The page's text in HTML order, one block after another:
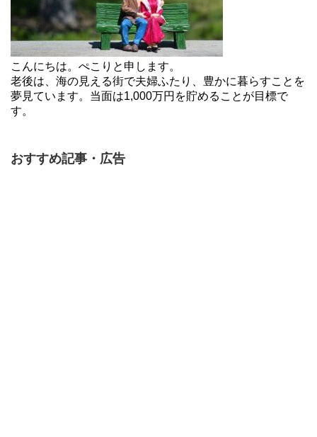
こんにちは。ぺこりと申します。
老後は、海の見える街で夫婦ふたり、豊かに暮らすことを
夢見ています。当面は1,000万円を貯めることが目標で
す。
おすすめ記事・広告